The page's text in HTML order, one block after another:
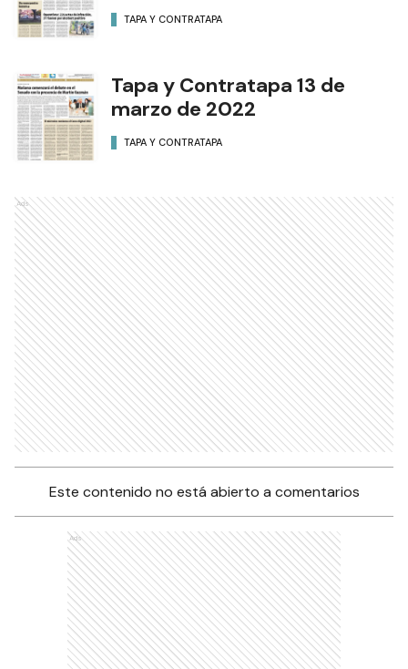
TAPA Y CONTRATAPA
Tapa y Contratapa 13 de
marzo de 2022
TAPA Y CONTRATAPA
Ads
Este contenido no está abierto a comentarios
Ads